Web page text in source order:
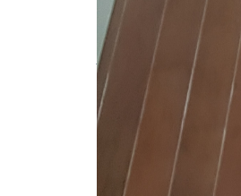
passer le vernis.
Préférable si
#pose de parquet